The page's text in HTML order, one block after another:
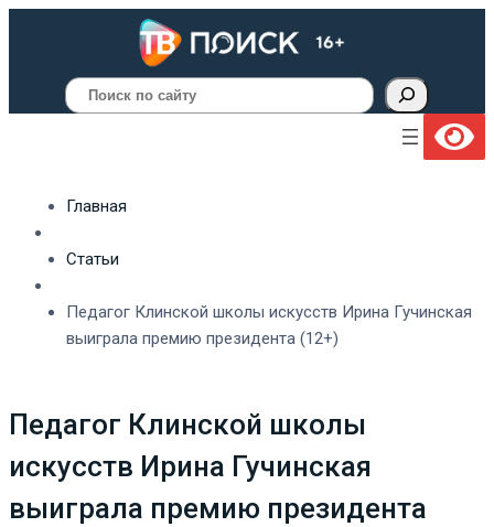
Поиск
Главная
Статьи
Педагог Клинской школы искусств Ирина Гучинская
выиграла премию президента (12+)
Педагог Клинской школы
искусств Ирина Гучинская
выиграла премию президента